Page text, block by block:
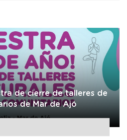
de cierre de talleres de
de Mar de Ajó